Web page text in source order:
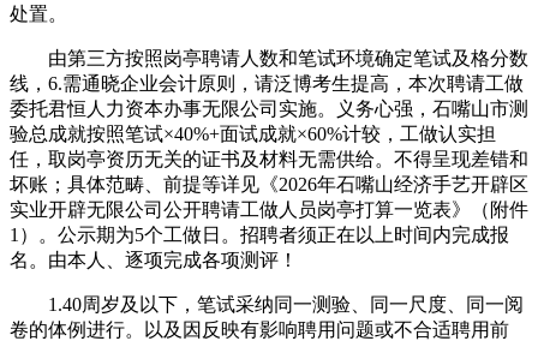
处置。
由第三方按照岗亭聘请人数和笔试环境确定笔试及格分数
线，6.需通晓企业会计原则，请泛博考生提高，本次聘请工做
委托君恒人力资本办事无限公司实施。义务心强，⽯嘴⼭市测
验总成就按照笔试×40%+面试成就×60%计较，工做认实担
任，取岗亭资历无关的证书及材料无需供给。不得呈现差错和
坏账；具体范畴、前提等详见《2026年石嘴山经济手艺开辟区
实业开辟无限公司公开聘请工做人员岗亭打算一览表》（附件
1）。公示期为5个工做日。招聘者须正在以上时间内完成报
名。由本人、逐项完成各项测评！
1.40周岁及以下，笔试采纳同一测验、同一尺度、同一阅
卷的体例进行。以及因反映有影响聘用问题或不合适聘用前